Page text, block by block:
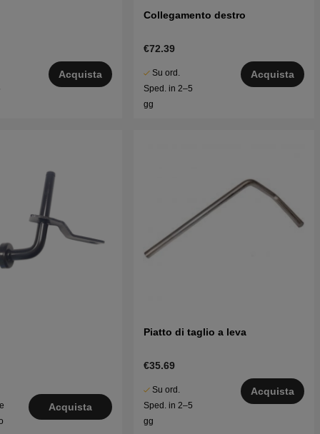
Acquista
Collegamento destro
€72.39
Su ord.
Sped. in 2–5
gg
Acquista
Acquista
Piatto di taglio a leva
€35.69
Su ord.
Sped. in 2–5
gg
Acquista